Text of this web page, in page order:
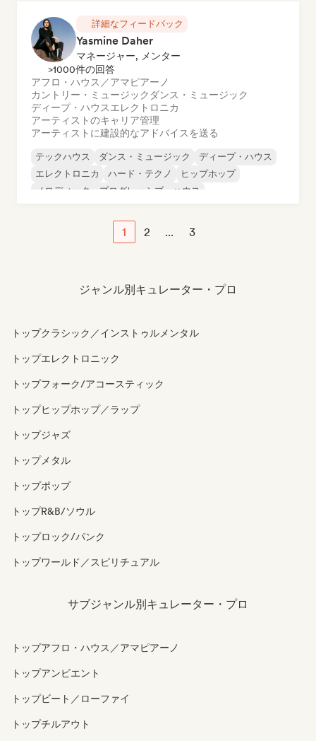
詳細なフィードバック
Yasmine Daher
マネージャー, メンター
>1000件の回答
アフロ・ハウス／アマピアーノ
カントリー・ミュージック ダンス・ミュージック
ディープ・ハウスエレクトロニカ
アーティストのキャリア管理
アーティストに建設的なアドバイスを送る
テックハウス ダンス・ミュージック
ディープ・ハウス
エレクトロニカ
ハード・テクノ
ヒップホップ
メロディック・プログレッシブ・ハウス
1 2 ... 3
ジャンル別キュレーター・プロ
トップクラシック／インストゥルメンタル
トップエレクトロニック
トップフォーク/アコースティック
トップヒップホップ／ラップ
トップジャズ
トップメタル
トップポップ
トップR&B/ソウル
トップロック/パンク
トップワールド／スピリチュアル
サブジャンル別キュレーター・プロ
トップアフロ・ハウス／アマピアーノ
トップアンビエント
トップビート／ローファイ
トップチルアウト